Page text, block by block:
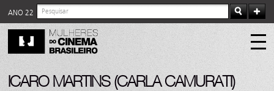
ANO 22
ICARO MARTINS (CARLA CAMURATI)